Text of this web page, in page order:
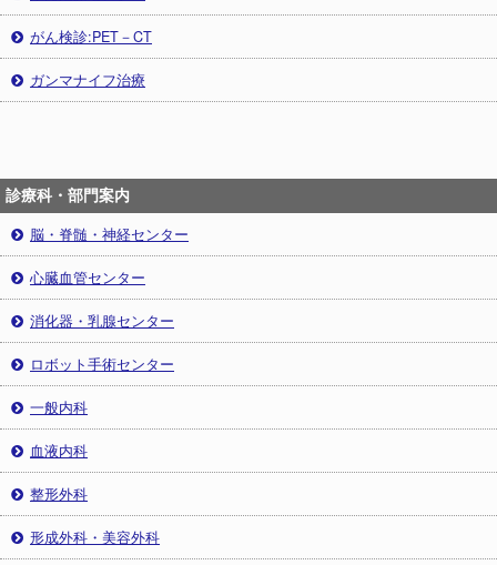
がん検診:PET－CT
ガンマナイフ治療
診療科・部門案内
脳・脊髄・神経センター
心臓血管センター
消化器・乳腺センター
ロボット手術センター
一般内科
血液内科
整形外科
形成外科・美容外科